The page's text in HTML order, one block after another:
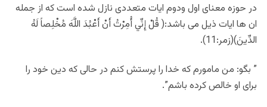
در حوزه معنای اول ودوم ایات متعددی نازل شده است که از جمله
ان ها ایات ذیل می باشد:( قُلْ إِنِّي أُمِرْتُ أَنْ أَعْبُدَ اللَّهَ مُخْلِصاً لَهُ
الدِّينَ)(زمر:11).
” بگو: من مامورم كه خدا را پرستش كنم در حالى كه دين خود را
براى او خالص كرده باشم”.